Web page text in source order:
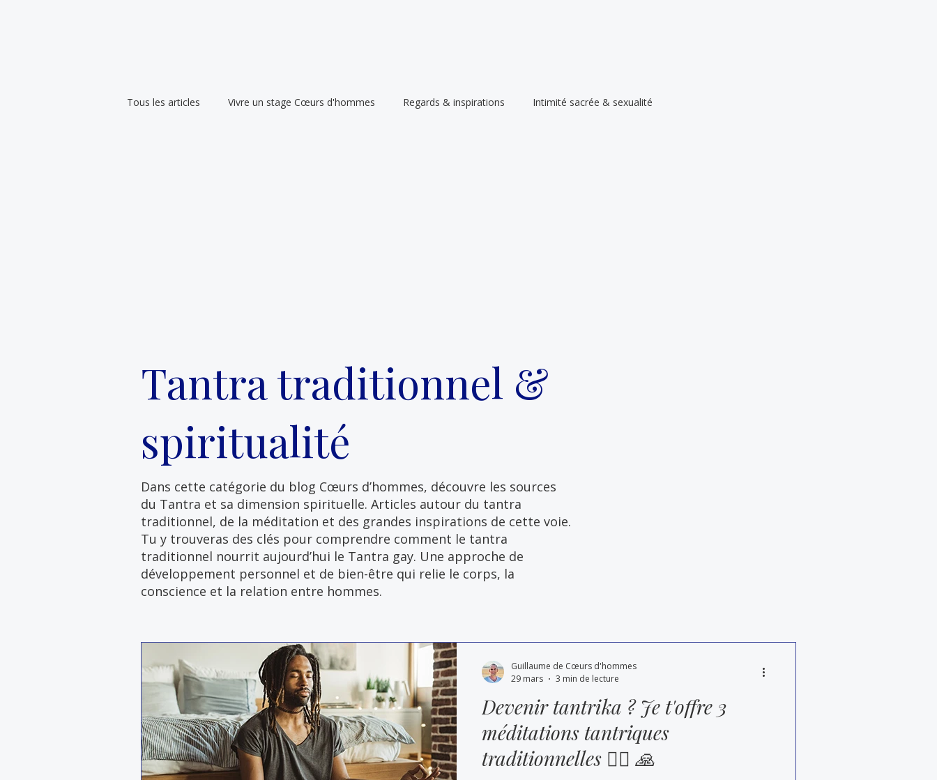
Tous les articles Vivre un stage Cœurs d'hommes Regards & inspirations Intimité sacrée & sexualité
Tantra traditionnel &
spiritualité
Dans cette catégorie du blog Cœurs d’hommes, découvre les sources
du Tantra et sa dimension spirituelle. Articles autour du tantra
traditionnel, de la méditation et des grandes inspirations de cette voie.
Tu y trouveras des clés pour comprendre comment le tantra
traditionnel nourrit aujourd’hui le Tantra gay. Une approche de
développement personnel et de bien-être qui relie le corps, la
conscience et la relation entre hommes.
Devenir tantrika ? Je t'offre 3
méditations tantriques
traditionnelles 🧘‍♂️ 🙏
Guillaume de Cœurs d'hommes
29 mars
3 min de lecture